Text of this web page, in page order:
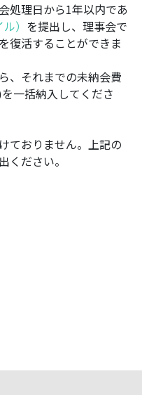
処理日から1年以内であ
） を提出し、理事会で
復活することができま
、それまでの未納会費
一括納入してくださ
ておりません。上記の
ください。